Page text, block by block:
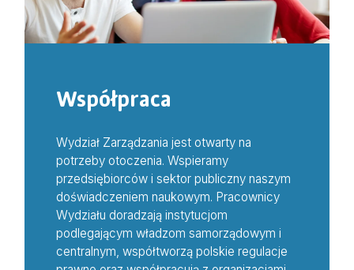
Współpraca
Wydział Zarządzania jest otwarty na
potrzeby otoczenia. Wspieramy
przedsiębiorców i sektor publiczny naszym
doświadczeniem naukowym. Pracownicy
Wydziału doradzają instytucjom
podlegającym władzom samorządowym i
centralnym, współtworzą polskie regulacje